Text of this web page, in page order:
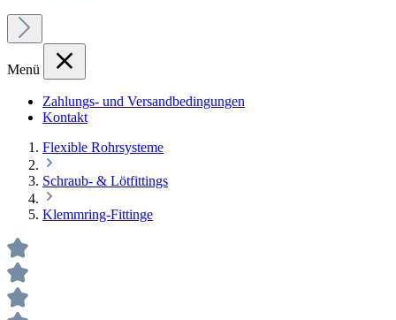
Menü
Zahlungs- und Versandbedingungen
Kontakt
Flexible Rohrsysteme
Schraub- & Lötfittings
Klemmring-Fittinge